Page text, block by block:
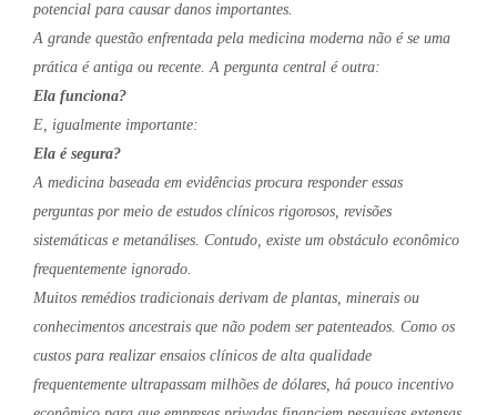
potencial para causar danos importantes.
A grande questão enfrentada pela medicina moderna não é se uma
prática é antiga ou recente. A pergunta central é outra:
Ela funciona?
E, igualmente importante:
Ela é segura?
A medicina baseada em evidências procura responder essas
perguntas por meio de estudos clínicos rigorosos, revisões
sistemáticas e metanálises. Contudo, existe um obstáculo econômico
frequentemente ignorado.
Muitos remédios tradicionais derivam de plantas, minerais ou
conhecimentos ancestrais que não podem ser patenteados. Como os
custos para realizar ensaios clínicos de alta qualidade
frequentemente ultrapassam milhões de dólares, há pouco incentivo